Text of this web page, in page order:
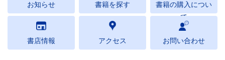
お知らせ 書籍を探す
書籍の購入につい
て
書店情報 アクセス お問い合わせ